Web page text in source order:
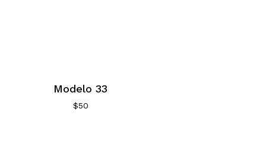
Modelo 33
$50